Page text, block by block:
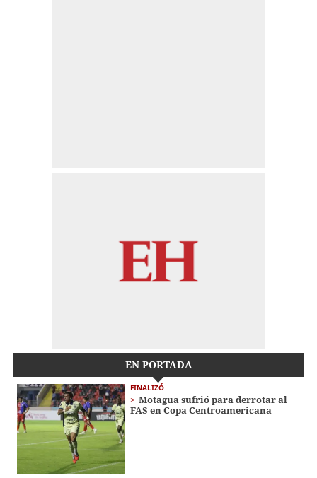
EN PORTADA
FINALIZÓ
Motagua sufrió para derrotar al
FAS en Copa Centroamericana